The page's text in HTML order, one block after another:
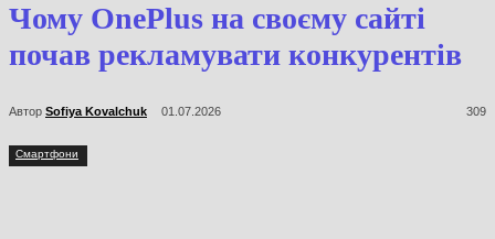
Чому OnePlus на своєму сайті
почав рекламувати конкурентів
Автор Sofiya Kovalchuk 01.07.2026 309
Смартфони